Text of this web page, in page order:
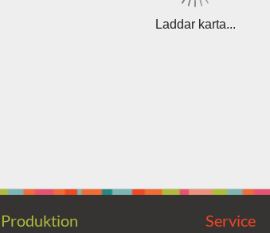
Laddar karta...